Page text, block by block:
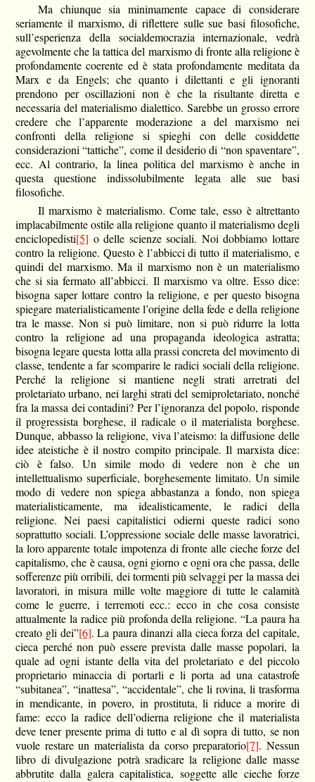
Ma chiunque sia minimamente capace di considerare
seriamente il marxismo, di riflettere sulle sue basi filosofiche,
sull’esperienza della socialdemocrazia internazionale, vedrà
agevolmente che la tattica del marxismo di fronte alla religione è
profondamente coerente ed è stata profondamente meditata da
Marx e da Engels; che quanto i dilettanti e gli ignoranti
prendono per oscillazioni non è che la risultante diretta e
necessaria del materialismo dialettico. Sarebbe un grosso errore
credere che l’apparente moderazione a del marxismo nei
confronti della religione si spieghi con delle cosiddette
considerazioni “tattiche”, come il desiderio di “non spaventare”,
ecc. Al contrario, la linea politica del marxismo è anche in
questa questione indissolubilmente legata alle sue basi
filosofiche.
Il marxismo è materialismo. Come tale, esso è altrettanto
implacabilmente ostile alla religione quanto il materialismo degli
enciclopedisti[5] o delle scienze sociali. Noi dobbiamo lottare
contro la religione. Questo è l’abbicci di tutto il materialismo, e
quindi del marxismo. Ma il marxismo non è un materialismo
che si sia fermato all’abbicci. Il marxismo va oltre. Esso dice:
bisogna saper lottare contro la religione, e per questo bisogna
spiegare materialisticamente l’origine della fede e della religione
tra le masse. Non si può limitare, non si può ridurre la lotta
contro la religione ad una propaganda ideologica astratta;
bisogna legare questa lotta alla prassi concreta del movimento di
classe, tendente a far scomparire le radici sociali della religione.
Perché la religione si mantiene negli strati arretrati del
proletariato urbano, nei larghi strati del semiproletariato, nonché
fra la massa dei contadini? Per l’ignoranza del popolo, risponde
il progressista borghese, il radicale o il materialista borghese.
Dunque, abbasso la religione, viva l’ateismo: la diffusione delle
idee ateistiche è il nostro compito principale. Il marxista dice:
ciò è falso. Un simile modo di vedere non è che un
intellettualismo superficiale, borghesemente limitato. Un simile
modo di vedere non spiega abbastanza a fondo, non spiega
materialisticamente, ma idealisticamente, le radici della
religione. Nei paesi capitalistici odierni queste radici sono
soprattutto sociali. L’oppressione sociale delle masse lavoratrici,
la loro apparente totale impotenza di fronte alle cieche forze del
capitalismo, che è causa, ogni giorno e ogni ora che passa, delle
sofferenze più orribili, dei tormenti più selvaggi per la massa dei
lavoratori, in misura mille volte maggiore di tutte le calamità
come le guerre, i terremoti ecc.: ecco in che cosa consiste
attualmente la radice più profonda della religione. “La paura ha
creato gli dei”[6]. La paura dinanzi alla cieca forza del capitale,
cieca perché non può essere prevista dalle masse popolari, la
quale ad ogni istante della vita del proletariato e del piccolo
proprietario minaccia di portarli e li porta ad una catastrofe
“subitanea”, “inattesa”, “accidentale”, che li rovina, li trasforma
in mendicante, in povero, in prostituta, li riduce a morire di
fame: ecco la radice dell’odierna religione che il materialista
deve tener presente prima di tutto e al dì sopra di tutto, se non
vuole restare un materialista da corso preparatorio[7]. Nessun
libro di divulgazione potrà sradicare la religione dalle masse
abbrutite dalla galera capitalistica, soggette alle cieche forze